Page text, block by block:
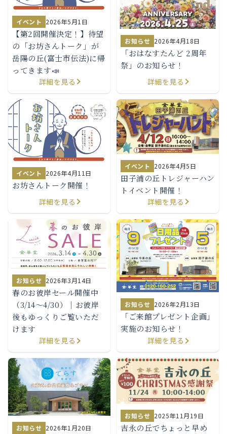
イベント 2026年5月1日
【第2回開催決定！】待望
の「お坊さんトーク」が
岳陽の丘(富士市伝法)に帰
ってきます📣
詳細を見る
お知らせ 2026年4月18日
「おはなすたんど 2周年
祭」のお知らせ！
詳細を見る
イベント 2026年4月11日
お坊さんトーク開催！
詳細を見る
イベント 2026年4月5日
田子浦の丘トレジャーハン
トイベント開催！
詳細を見る
お知らせ 2026年3月14日
春のお彼岸セール開催中
（3/14〜4/30）｜お彼岸
後もゆっくりご覧いただ
けます
詳細を見る
お知らせ 2026年2月13日
「ご来館プレゼント企画」
実施のお知らせ！
詳細を見る
お知らせ 2026年1月20日
お知らせ 2025年11月19日
吉永の丘でちょっと早め